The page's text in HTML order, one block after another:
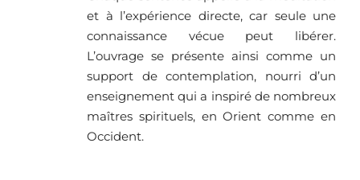
et à l’expérience directe, car seule une
connaissance vécue peut libérer.
L’ouvrage se présente ainsi comme un
support de contemplation, nourri d’un
enseignement qui a inspiré de nombreux
maîtres spirituels, en Orient comme en
Occident.